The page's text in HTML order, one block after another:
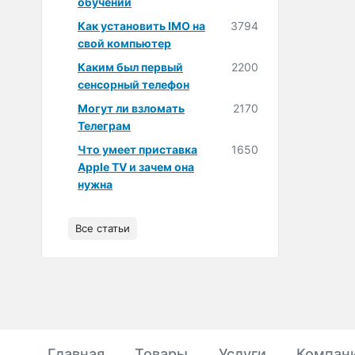
Как установить IMO на
свой компьютер
3794
Каким был первый
сенсорный телефон
2200
Могут ли взломать
Телеграм
2170
Что умеет приставка
Apple TV и зачем она
нужна
1650
Все статьи